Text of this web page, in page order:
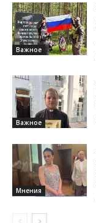
Важное
Важное
Мнения